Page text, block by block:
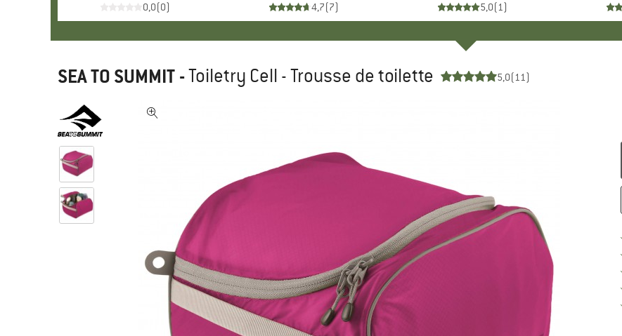
0,0(0) 4,7(7) 5,0(1)
SEA TO SUMMIT -Toiletry Cell - Trousse de toilette 5,0(11)